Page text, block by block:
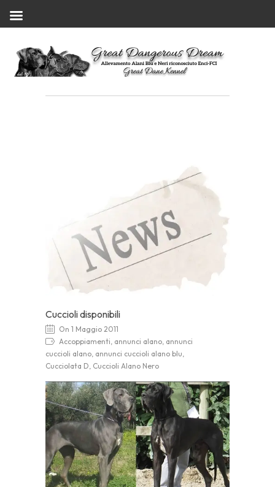
Cuccioli disponibili
On 1 Maggio 2011
Accoppiamenti, annunci alano, annunci
cuccioli alano, annunci cuccioli alano blu,
Cucciolata D, Cuccioli Alano Nero